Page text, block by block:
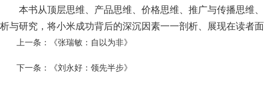
本书从顶层思维、产品思维、价格思维、推广与传播思维
析与研究，将小米成功背后的深沉因素一一剖析、展现在读者
上一条： 《张瑞敏：自以为非》
下一条： 《刘永好：领先半步》